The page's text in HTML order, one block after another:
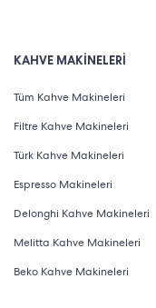
KAHVE MAKİNELERİ
Tüm Kahve Makineleri
Filtre Kahve Makineleri
Türk Kahve Makineleri
Espresso Makineleri
Delonghi Kahve Makineleri
Melitta Kahve Makineleri
Beko Kahve Makineleri